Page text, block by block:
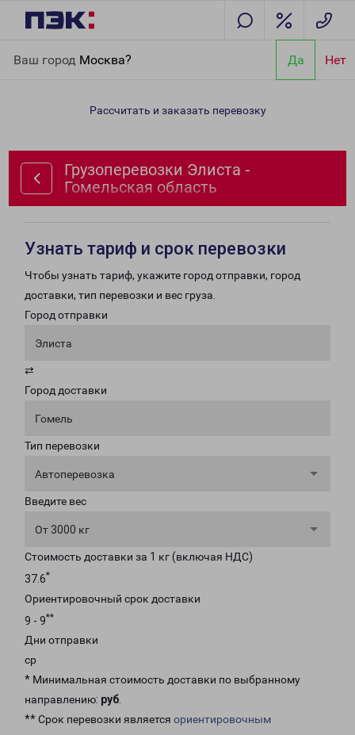
Ваш город Москва? Да Нет
область
Рассчитать и заказать перевозку
Грузоперевозки Элиста -
Гомельская область
Узнать тариф и срок перевозки
Чтобы узнать тариф, укажите город отправки, город
доставки, тип перевозки и вес груза.
Город отправки
Элиста
⇄
Город доставки
Гомель
Тип перевозки
Автоперевозка
Введите вес
От 3000 кг
Стоимость доставки за 1 кг (включая НДС)
37.6*
Ориентировочный срок доставки
9 - 9**
Дни отправки
ср
* Минимальная стоимость доставки по выбранному
направлению: руб.
** Срок перевозки является ориентировочным